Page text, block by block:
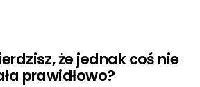
że jednak coś nie
prawidłowo?